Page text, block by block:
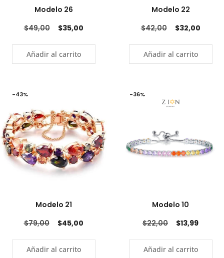
Modelo 26
$49,00 $35,00
Añadir al carrito
Modelo 22
$42,00 $32,00
Añadir al carrito
-43%
Modelo 21
$79,00 $45,00
Añadir al carrito
-36%
Modelo 10
$22,00 $13,99
Añadir al carrito